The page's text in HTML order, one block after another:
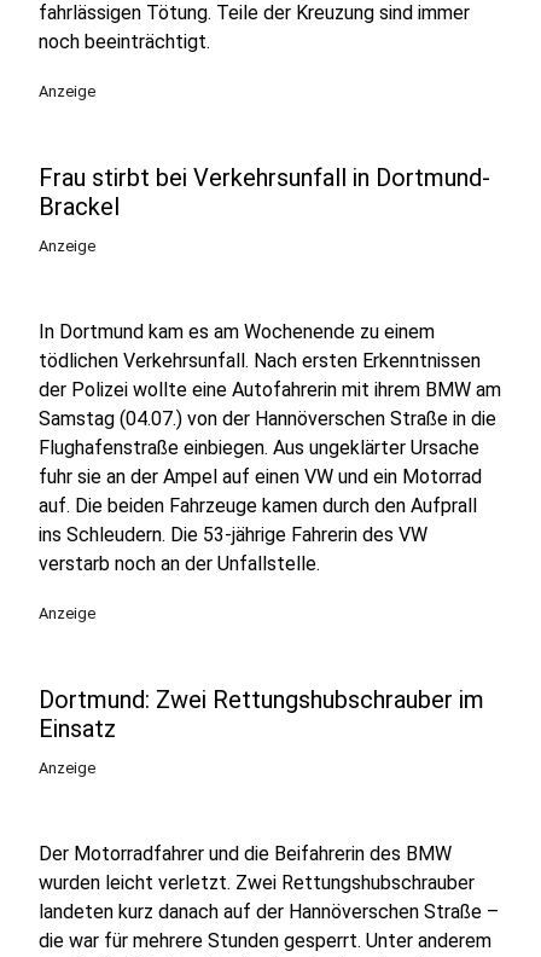
fahrlässigen Tötung. Teile der Kreuzung sind immer
noch beeinträchtigt.
Anzeige
Frau stirbt bei Verkehrsunfall in Dortmund-
Brackel
Anzeige
In Dortmund kam es am Wochenende zu einem
tödlichen Verkehrsunfall. Nach ersten Erkenntnissen
der Polizei wollte eine Autofahrerin mit ihrem BMW am
Samstag (04.07.) von der Hannöverschen Straße in die
Flughafenstraße einbiegen. Aus ungeklärter Ursache
fuhr sie an der Ampel auf einen VW und ein Motorrad
auf. Die beiden Fahrzeuge kamen durch den Aufprall
ins Schleudern. Die 53-jährige Fahrerin des VW
verstarb noch an der Unfallstelle.
Anzeige
Dortmund: Zwei Rettungshubschrauber im
Einsatz
Anzeige
Der Motorradfahrer und die Beifahrerin des BMW
wurden leicht verletzt. Zwei Rettungshubschrauber
landeten kurz danach auf der Hannöverschen Straße –
die war für mehrere Stunden gesperrt. Unter anderem